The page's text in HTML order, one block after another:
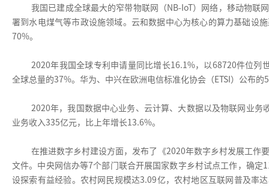
我国已建成全球最大的窄带物联网（NB-IoT）网络，移动物联
署到水电煤气等市政设施领域。云和数据中心为核心的算力基础设
70%。
2020年我国全球专利申请量同比增长16.1%，以68720件位列
全球总量的37%。华为、中兴在欧洲电信标准化协会（ETSI）公布
2020年，我国数据中心业务、云计算、大数据以及物联网业
业务收入335亿元，比上年增长13.6%。
在推进数字乡村建设方面，发布了《2020年数字乡村发展工作
文件。中央网信办等7个部门联合开展国家数字乡村试点工作，确
设探索有益经验。农村网民规模达3.09亿，农村地区互联网普及率